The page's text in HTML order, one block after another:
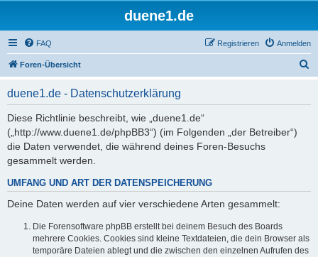
duene1.de
FAQ Anmelden
Registrieren
Foren-Übersicht
duene1.de - Datenschutzerklärung
Diese Richtlinie beschreibt, wie „duene1.de“
(„http://www.duene1.de/phpBB3“) (im Folgenden „der Betreiber“)
die Daten verwendet, die während deines Foren-Besuchs
gesammelt werden.
UMFANG UND ART DER DATENSPEICHERUNG
Deine Daten werden auf vier verschiedene Arten gesammelt:
Die Forensoftware phpBB erstellt bei deinem Besuch des Boards
mehrere Cookies. Cookies sind kleine Textdateien, die dein Browser als
temporäre Dateien ablegt und die zwischen den einzelnen Aufrufen des